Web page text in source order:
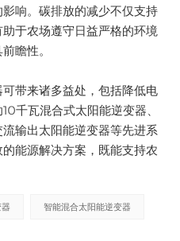
响。碳排放的减少不仅支持
于农场遵守日益严格的环境
瞻性。
带来诸多益处，包括降低电
千瓦混合式太阳能逆变器、
输出太阳能逆变器等先进系
能源解决方案，既能支持农
智能混合太阳能逆变器